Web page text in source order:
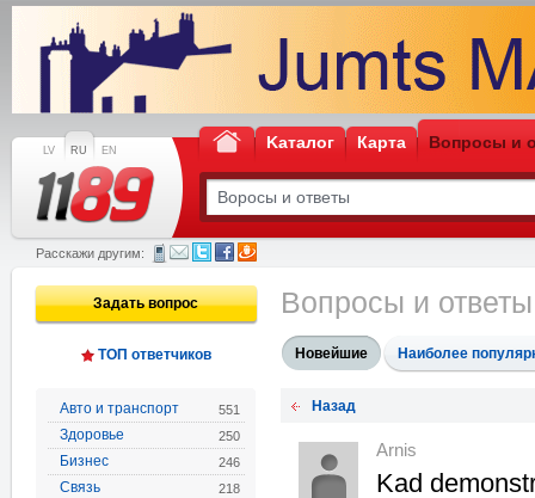
LV RU EN Kаталог Карта Вопросы и
Расскажи другим:
Задать вопрос
ТОП ответчиков
Авто и транспорт 551
Здоровье 250
Бизнес 246
Связь 218
Вопросы и
Новейшие Наиболее
Назад
Arnis
Kad